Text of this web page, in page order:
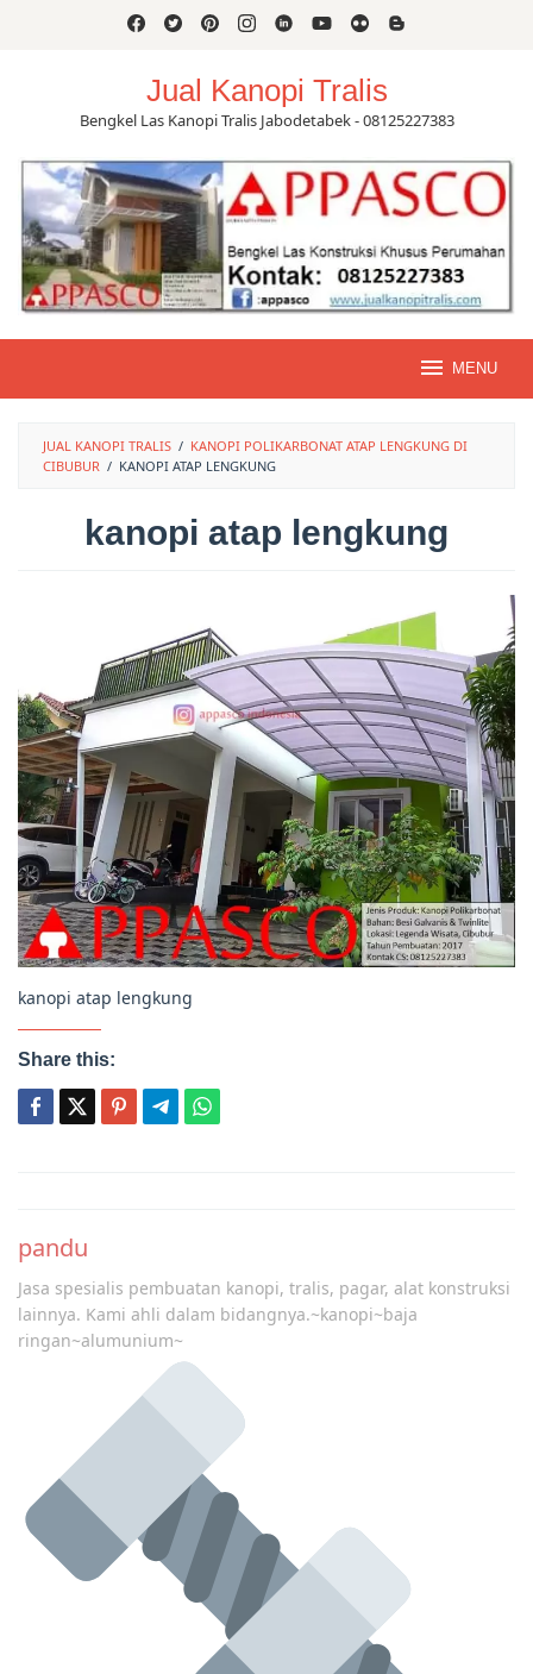
Jual Kanopi Tralis
Bengkel Las Kanopi Tralis Jabodetabek - 08125227383
MENU
JUAL KANOPI TRALIS / KANOPI POLIKARBONAT ATAP LENGKUNG DI
CIBUBUR / KANOPI ATAP LENGKUNG
kanopi atap lengkung
kanopi atap lengkung
Share this:
navigation
pandu
Jasa spesialis pembuatan kanopi, tralis, pagar, alat konstruksi
lainnya. Kami ahli dalam bidangnya.~kanopi~baja
ringan~alumunium~